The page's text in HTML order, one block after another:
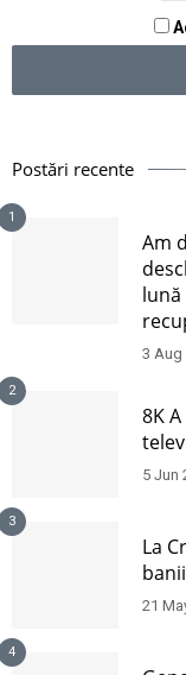
Postări recente
1
Am
3 Aug
2
8K
5 Jun
3
La
21
4